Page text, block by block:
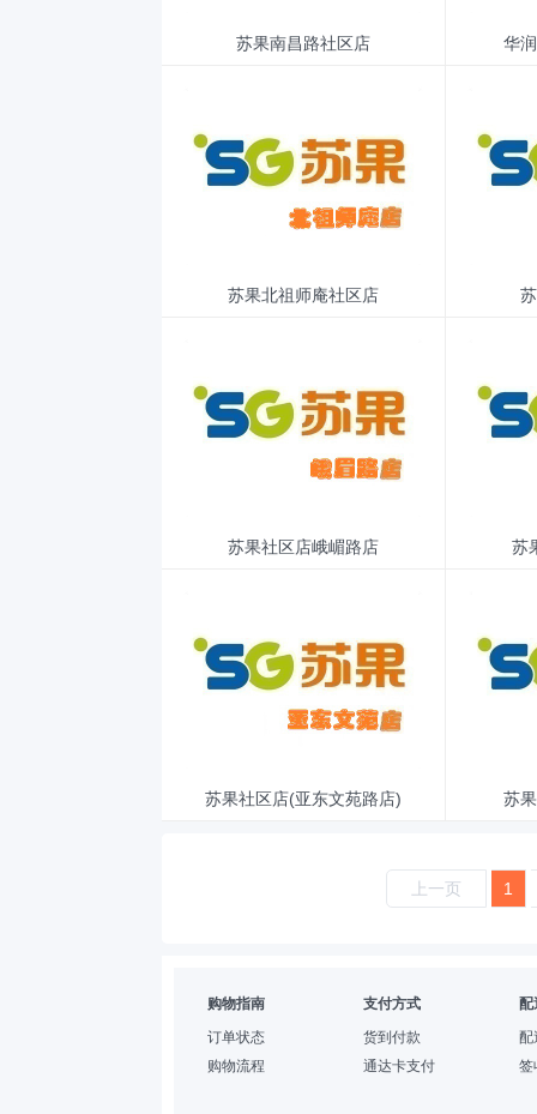
苏果南昌路社区店 华
苏果北祖师庵社区店
苏果社区店峨嵋路店 苏
苏果社区店(亚东文苑路店) 苏
上一页 1
购物指南
订单状态
购物流程
支付方式
货到付款
通达卡支付
配
配
签